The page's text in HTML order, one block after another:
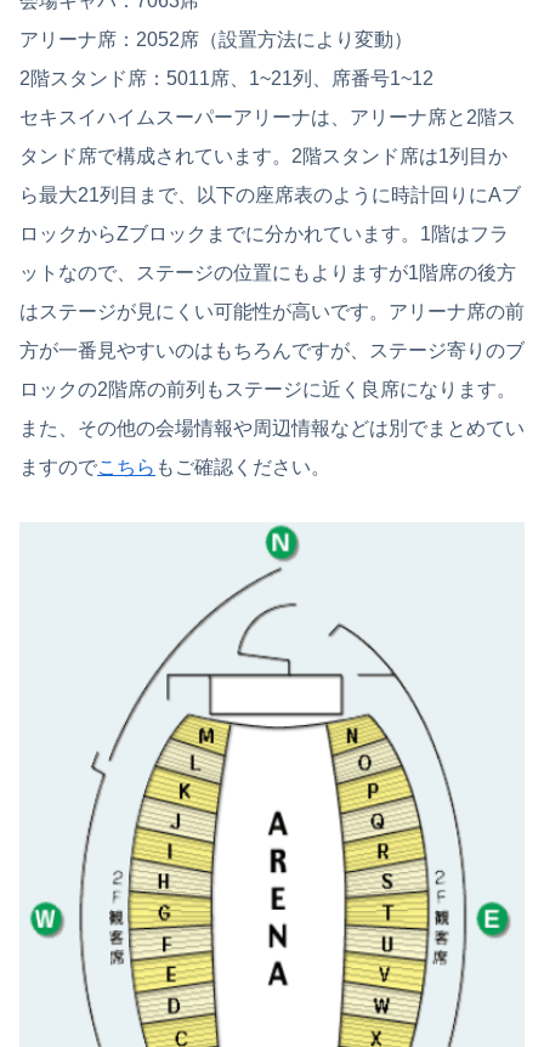
アリーナ席：2052席（設置方法により変動）
2階スタンド席：5011席、1~21列、席番号1~12
セキスイハイムスーパーアリーナは、アリーナ席と2階ス
タンド席で構成されています。2階スタンド席は1列目か
ら最大21列目まで、以下の座席表のように時計回りにAブ
ロックからZブロックまでに分かれています。1階はフラ
ットなので、ステージの位置にもよりますが1階席の後方
はステージが見にくい可能性が高いです。アリーナ席の前
方が一番見やすいのはもちろんですが、ステージ寄りのブ
ロックの2階席の前列もステージに近く良席になります。
また、その他の会場情報や周辺情報などは別でまとめてい
ますのでこちら もご確認ください。